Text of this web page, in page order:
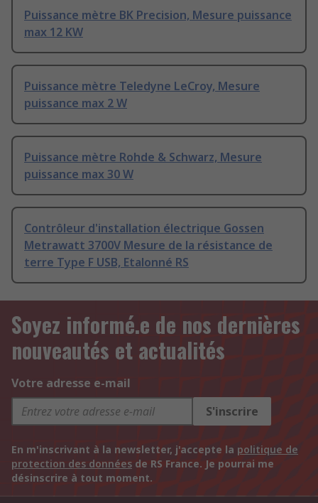
Puissance mètre BK Precision, Mesure puissance
max 12 KW
Puissance mètre Teledyne LeCroy, Mesure
puissance max 2 W
Puissance mètre Rohde & Schwarz, Mesure
puissance max 30 W
Contrôleur d'installation électrique Gossen
Metrawatt 3700V Mesure de la résistance de
terre Type F USB, Etalonné RS
Soyez informé.e de nos dernières
nouveautés et actualités
Votre adresse e-mail
S'inscrire
En m'inscrivant à la newsletter, j'accepte la politique de
protection des données de RS France. Je pourrai me
désinscrire à tout moment.